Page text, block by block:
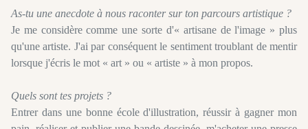
As-tu une anecdote à nous raconter sur ton parcours artistique ?
Je me considère comme une sorte d'« artisane de l'image » plus
qu'une artiste. J'ai par conséquent le sentiment troublant de mentir
lorsque j'écris le mot « art » ou « artiste » à mon propos.
Quels sont tes projets ?
Entrer dans une bonne école d'illustration, réussir à gagner mon